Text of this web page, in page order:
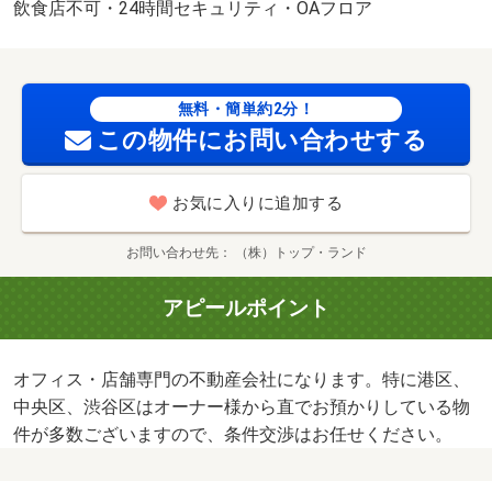
飲食店不可・24時間セキュリティ・OAフロア
無料・簡単約2分！
この物件にお問い合わせする
お気に入りに追加する
お問い合わせ先 （株）トップ・ランド
アピールポイント
オフィス・店舗専門の不動産会社になります。特に港区、
中央区、渋谷区はオーナー様から直でお預かりしている物
件が多数ございますので、条件交渉はお任せください。